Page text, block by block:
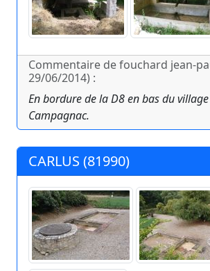
Commentaire de fouchard jean-
29/06/2014) :
En bordure de la D8 en bas du
Campagnac.
CARLUS (81990)